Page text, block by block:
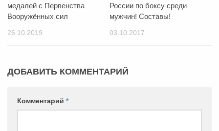
медалей с Первенства
Вооружённых сил
26.10.2019
России по боксу среди
мужчин! Составы!
03.10.2017
ДОБАВИТЬ КОММЕНТАРИЙ
Комментарий *